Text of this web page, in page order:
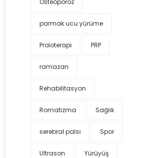
Osteoporoz
parmak ucu yürüme
Proloterapi PRP
ramazan
Rehabilitasyon
Romatizma Sağlık
serebral palsi Spor
Ultrason Yürüyüş